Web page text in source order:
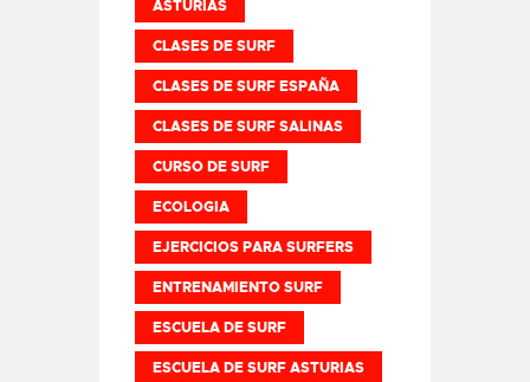
ASTURIAS
CLASES DE SURF
CLASES DE SURF ESPAÑA
CLASES DE SURF SALINAS
CURSO DE SURF
ECOLOGIA
EJERCICIOS PARA SURFERS
ENTRENAMIENTO SURF
ESCUELA DE SURF
ESCUELA DE SURF ASTURIAS